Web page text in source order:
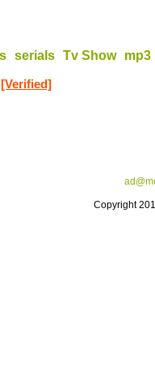
serials Tv Show mp3
Copyright